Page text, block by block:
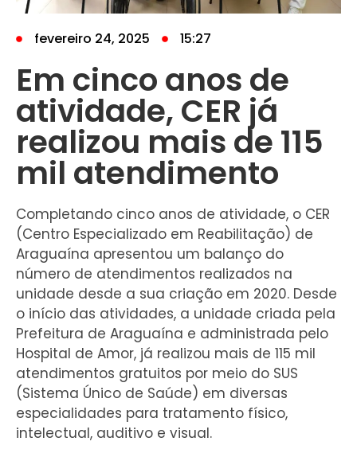
fevereiro 24, 2025 15:27
Em cinco anos de
atividade, CER já
realizou mais de 115
mil atendimento
Completando cinco anos de atividade, o CER
(Centro Especializado em Reabilitação) de
Araguaína apresentou um balanço do
número de atendimentos realizados na
unidade desde a sua criação em 2020. Desde
o início das atividades, a unidade criada pela
Prefeitura de Araguaína e administrada pelo
Hospital de Amor, já realizou mais de 115 mil
atendimentos gratuitos por meio do SUS
(Sistema Único de Saúde) em diversas
especialidades para tratamento físico,
intelectual, auditivo e visual.